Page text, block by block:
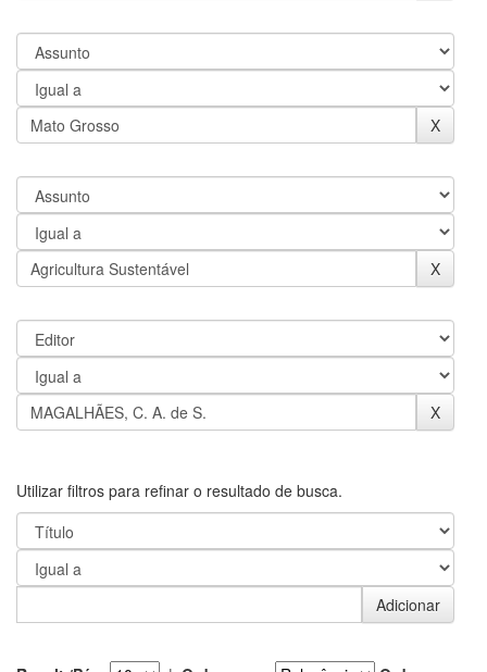
Utilizar filtros para refinar o resultado de busca.